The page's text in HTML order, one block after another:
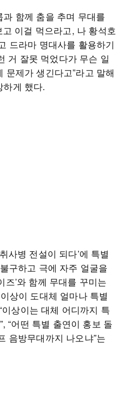
함께 춤을 추며 무대를
이걸 먹으라고, 나 황석호
드라마 명대사를 활용하기
거 잘못 먹었다가 무슨 일
문제가 생긴다고”라고 말해
하게 했다.
사병 전설이 되다’에 특별
구하고 극에 자주 얼굴을
즈’와 함께 무대를 꾸미는
상이 도대체 얼마나 특별
상이는 대체 어디까지 특
“어떤 특별 출연이 홍보 돌
음방무대까지 나오냐”는